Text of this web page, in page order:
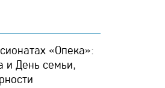
«Опека»:
и День семьи,